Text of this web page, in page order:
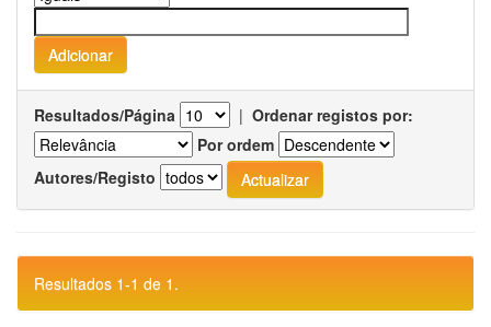
Resultados/Página | Ordenar registos por:
Por ordem
Autores/Registo
Resultados 1-1 de 1.